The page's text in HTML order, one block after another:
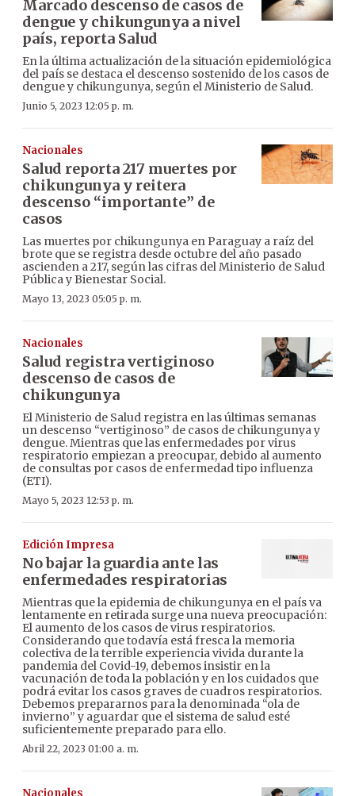
Marcado descenso de casos de
dengue y chikungunya a nivel
país, reporta Salud
En la última actualización de la situación epidemiológica
del país se destaca el descenso sostenido de los casos de
dengue y chikungunya, según el Ministerio de Salud.
Junio 5, 2023 12:05 p. m.
Nacionales
Salud reporta 217 muertes por
chikungunya y reitera
descenso “importante” de
casos
Las muertes por chikungunya en Paraguay a raíz del
brote que se registra desde octubre del año pasado
ascienden a 217, según las cifras del Ministerio de Salud
Pública y Bienestar Social.
Mayo 13, 2023 05:05 p. m.
Nacionales
Salud registra vertiginoso
descenso de casos de
chikungunya
El Ministerio de Salud registra en las últimas semanas
un descenso “vertiginoso” de casos de chikungunya y
dengue. Mientras que las enfermedades por virus
respiratorio empiezan a preocupar, debido al aumento
de consultas por casos de enfermedad tipo influenza
(ETI).
Mayo 5, 2023 12:53 p. m.
Edición Impresa
No bajar la guardia ante las
enfermedades respiratorias
Mientras que la epidemia de chikungunya en el país va
lentamente en retirada surge una nueva preocupación:
El aumento de los casos de virus respiratorios.
Considerando que todavía está fresca la memoria
colectiva de la terrible experiencia vivida durante la
pandemia del Covid-19, debemos insistir en la
vacunación de toda la población y en los cuidados que
podrá evitar los casos graves de cuadros respiratorios.
Debemos prepararnos para la denominada “ola de
invierno” y aguardar que el sistema de salud esté
suficientemente preparado para ello.
Abril 22, 2023 01:00 a. m.
Nacionales